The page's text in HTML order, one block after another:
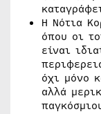
Η Νότια
όπου οι
είναι
όχι μόνο
αλλά